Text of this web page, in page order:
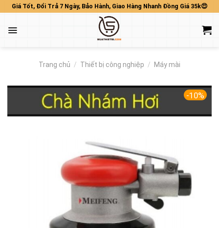
Skip
content
Giá Tốt, Đổi Trả 7 Ngày, Bảo Hành, Giao Hàng Nhanh Đồng Giá 35k😍
Trang chủ / Thiết bị công nghiệp / Máy mài
-10%